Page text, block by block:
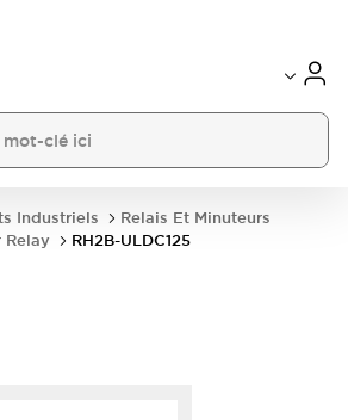
Industriels
Relais Et Minuteurs
Relay RH2B-ULDC125